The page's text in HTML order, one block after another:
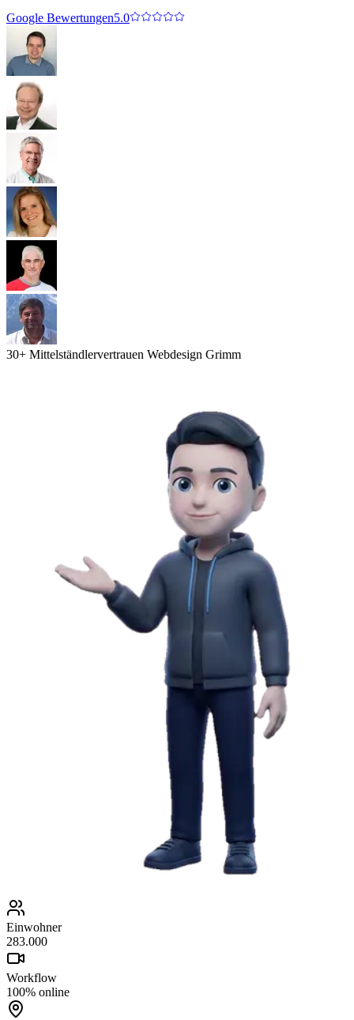
Google Bewertungen5.0
30+ Mittelständlervertrauen Webdesign Grimm
Einwohner
283.000
Workflow
100% online